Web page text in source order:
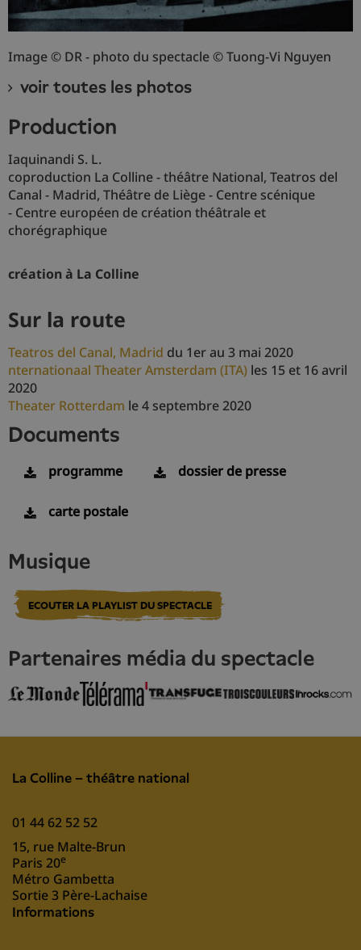
Image © DR - photo du spectacle © Tuong-Vi Nguyen
voir toutes les photos
production
Iaquinandi S. L.
coproduction La Colline - théâtre National, Teatros del
Canal - Madrid, Théâtre de Liège - Centre scénique
- Centre européen de création théâtrale et
chorégraphique
création à La Colline
sur la route
Teatros del Canal, Madrid du 1er au 3 mai 2020
nternationaal Theater Amsterdam (ITA) les 15 et 16 avril
2020
Theater Rotterdam le 4 septembre 2020
documents
programme dossier de presse
carte postale
musique
ECOUTER LA PLAYLIST DU SPECTACLE
partenaires média du spectacle
La Colline – théâtre national
01 44 62 52 52
15, rue Malte-Brun
Paris 20e
Métro Gambetta
Sortie 3 Père-Lachaise
Informations